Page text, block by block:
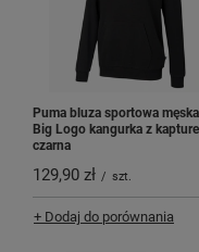
Puma bluza sportowa
Big Logo kangurka z
czarna
129,90 zł / szt.
+ Dodaj do porównania